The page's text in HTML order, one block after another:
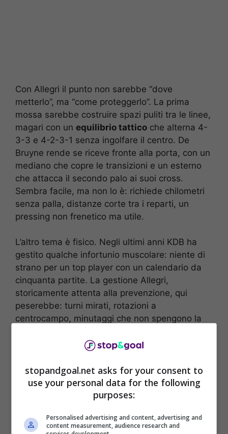
Con Allegri il punto non sarebbe “dove
metterlo”, ma “come proteggerlo”. La prima
mossa sarebbe costruire spazi puliti tra le linee,
magari con un equilibrio tattico che alterna 4-
3-3 e 4-2-3-1 senza ingolfare il centro. De
Bruyne rende se riceve fronte alla porta, con un
mediano che copre le transizioni e un esterno
che attacca il secondo palo ai suoi cross.
Sembra facile, ma non lo è: richiede chilometri
senza palla, distanze corte tra i reparti, un
pressing non frenetico ma utile.
L’altro tema è fisico. Negli ultimi anni KDB ha
gestito qualche infortunio muscolare: niente di
strano per un top player con un calendario da
cinquanta partite. La gestione Allegri,
storicamente attenta alla prevenzione, qui
peserebbe: turni mirati, rotazioni a
centrocampo, minutaggi che non spengono la
Oltre il fuoriclasse: le altre
sfide di Allegri
Intorno al “caso” c’è un mondo. L’innesto di una
stella ridisegna lospogliatoio. Allegri sa
stopandgoal.net asks for your consent to
use your personal data for the following
purposes:
Personalised advertising and content, advertising and
content measurement, audience research and